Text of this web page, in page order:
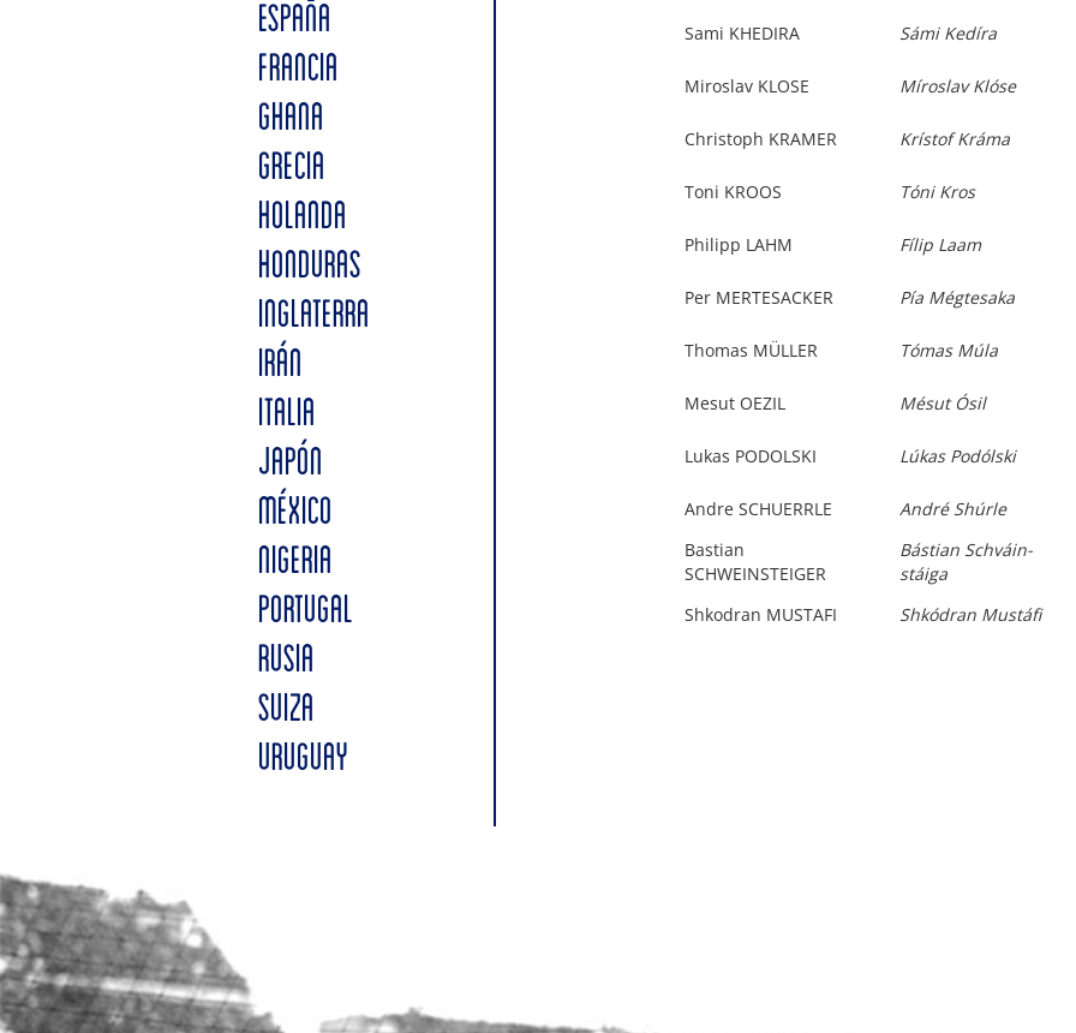
ESPAÑA
FRANCIA
GHANA
GRECIA
HOLANDA
HONDURAS
INGLATERRA
IRÁN
ITALIA
JAPÓN
MÉXICO
NIGERIA
PORTUGAL
RUSIA
SUIZA
URUGUAY
Sami KHEDIRA Sámi Kedíra
Miroslav KLOSE Míroslav Klóse
Christoph KRAMER Krístof Kráma
Toni KROOS Tóni Kros
Philipp LAHM Fílip Laam
Per MERTESACKER Pía Mégtesaka
Thomas MÜLLER Tómas Múla
Mesut OEZIL Mésut Ósil
Lukas PODOLSKI Lúkas Podólski
Andre SCHUERRLE André Shúrle
Bastian
SCHWEINSTEIGER
Bástian Schváin-
stáiga
Shkodran MUSTAFI Shkódran Mustáfi